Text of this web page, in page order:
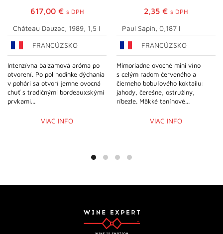
617,00 € s DPH
Château Dauzac, 1989, 1,5 l
FRANCÚZSKO
Intenzívna balzamová aróma po
otvorení. Po pol hodinke dýchania
v pohári sa otvorí jemne ovocná
chuť s tradičnými bordeauxskými
prvkami...
VIAC INFO
2,35 € s DPH
Paul Sapin, 0,187 l
FRANCÚZSKO
Mimoriadne ovocné mini víno
s celým radom červeného a
čierneho bobuľového koktailu:
jahody, čerešne, ostružiny,
ríbezle. Mäkké tanínové...
VIAC INFO